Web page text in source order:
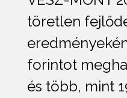
töretlen
forintot
és több, mint